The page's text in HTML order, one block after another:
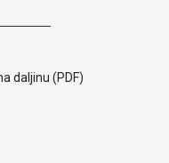
daljinu (PDF)